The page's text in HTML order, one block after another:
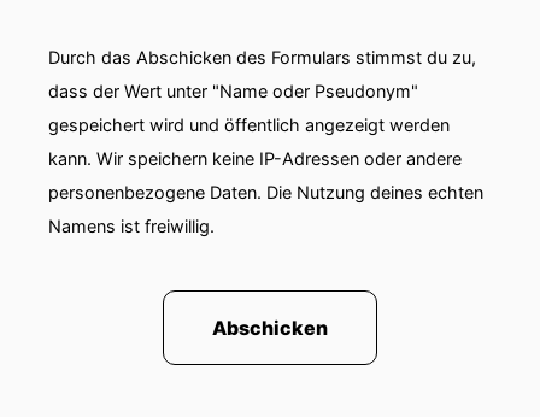
Durch das Abschicken des Formulars stimmst du zu,
dass der Wert unter "Name oder Pseudonym"
gespeichert wird und öffentlich angezeigt werden
kann. Wir speichern keine IP-Adressen oder andere
personenbezogene Daten. Die Nutzung deines echten
Namens ist freiwillig.
Abschicken